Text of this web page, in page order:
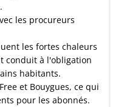
les procureurs
les fortes chaleurs
conduit à l'obligation
habitants.
et Bouygues, ce qui
pour les abonnés.